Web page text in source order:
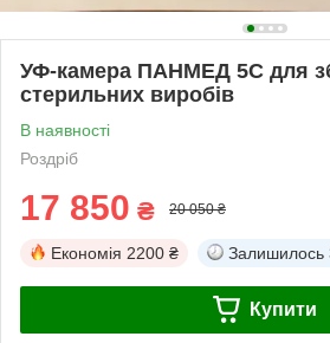
УФ-камера ПАНМЕД 5С для
стерильних виробів
В наявності
Роздріб
17 850 ₴ 20 050 ₴
Економія 2200 ₴ Залишилось
Купити